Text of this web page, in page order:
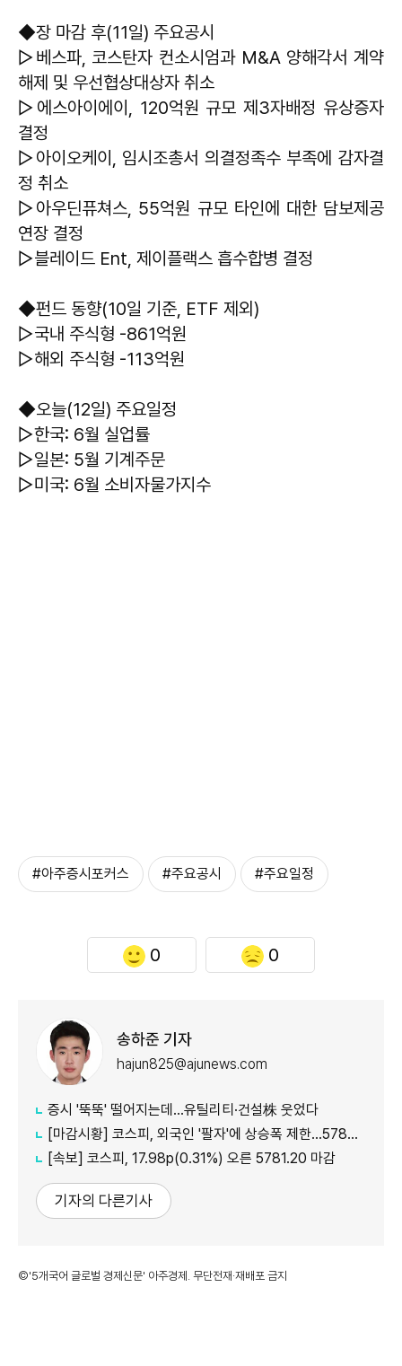
◆장 마감 후(11일) 주요공시
▷베스파, 코스탄자 컨소시엄과 M&A 양해각서 계약
해제 및 우선협상대상자 취소
▷에스아이에이, 120억원 규모 제3자배정 유상증자
결정
▷아이오케이, 임시조총서 의결정족수 부족에 감자결
정 취소
▷아우딘퓨쳐스, 55억원 규모 타인에 대한 담보제공
연장 결정
▷블레이드 Ent, 제이플랙스 흡수합병 결정
◆펀드 동향(10일 기준, ETF 제외)
▷국내 주식형 -861억원
▷해외 주식형 -113억원
◆오늘(12일) 주요일정
▷한국: 6월 실업률
▷일본: 5월 기계주문
▷미국: 6월 소비자물가지수
#아주증시포커스 #주요공시 #주요일정
0 0
송하준 기자
hajun825@ajunews.com
증시 '뚝뚝' 떨어지는데…유틸리티·건설株 웃었다
[마감시황] 코스피, 외국인 '팔자'에 상승폭 제한…5780선 마감
[속보] 코스피, 17.98p(0.31%) 오른 5781.20 마감
기자의 다른기사
©'5개국어 글로벌 경제신문' 아주경제. 무단전재·재배포 금지